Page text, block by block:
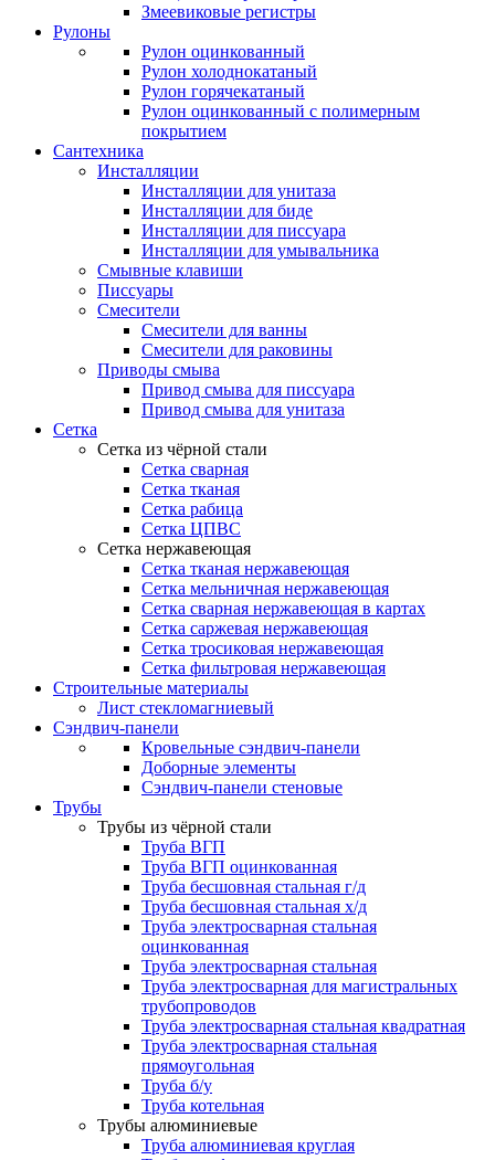
Змеевиковые регистры
Рулоны
Рулон оцинкованный
Рулон холоднокатаный
Рулон горячекатаный
Рулон оцинкованный с полимерным
покрытием
Сантехника
Инсталляции
Инсталляции для унитаза
Инсталляции для биде
Инсталляции для писсуара
Инсталляции для умывальника
Смывные клавиши
Писсуары
Смесители
Смесители для ванны
Смесители для раковины
Приводы смыва
Привод смыва для писсуара
Привод смыва для унитаза
Сетка
Сетка из чёрной стали
Сетка сварная
Сетка тканая
Сетка рабица
Сетка ЦПВС
Сетка нержавеющая
Сетка тканая нержавеющая
Сетка мельничная нержавеющая
Сетка сварная нержавеющая в картах
Сетка саржевая нержавеющая
Сетка тросиковая нержавеющая
Сетка фильтровая нержавеющая
Строительные материалы
Лист стекломагниевый
Сэндвич-панели
Кровельные сэндвич-панели
Доборные элементы
Сэндвич-панели стеновые
Трубы
Трубы из чёрной стали
Труба ВГП
Труба ВГП оцинкованная
Труба бесшовная стальная г/д
Труба бесшовная стальная х/д
Труба электросварная стальная
оцинкованная
Труба электросварная стальная
Труба электросварная для магистральных
трубопроводов
Труба электросварная стальная квадратная
Труба электросварная стальная
прямоугольная
Труба б/у
Труба котельная
Трубы алюминиевые
Труба алюминиевая круглая